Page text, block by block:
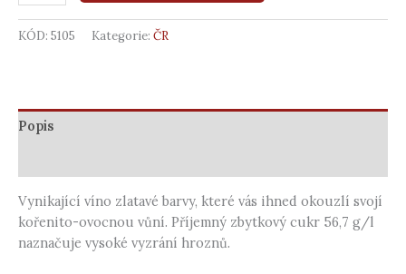
KÓD: 5105 Kategorie: ČR
Popis
Vynikající víno zlatavé barvy, které vás ihned okouzlí svojí
kořenito-ovocnou vůní. Příjemný zbytkový cukr 56,7 g/l
naznačuje vysoké vyzrání hroznů.